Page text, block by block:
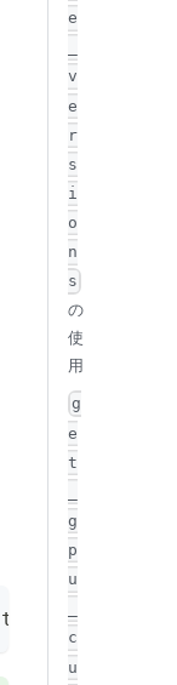
e
v
e
r
s
i
o
n
s
の
使
用
g
e
t
g
p
u
c
u